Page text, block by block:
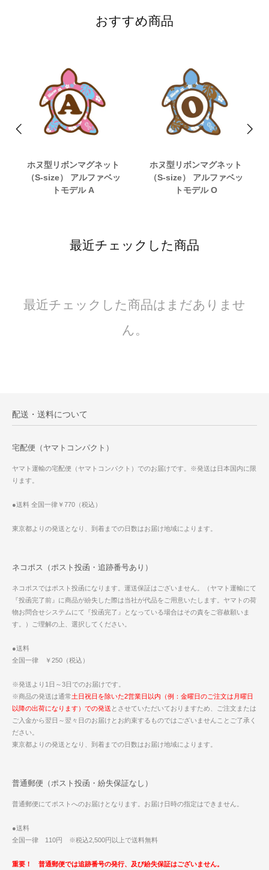
おすすめ商品
ホヌ型リボンマグネット
（S-size） アルファベッ
トモデル A
ホヌ型リボンマグネット
（S-size） アルファベッ
トモデル O
最近チェックした商品
最近チェックした商品はまだありませ
ん。
配送・送料について
宅配便（ヤマトコンパクト）
ヤマト運輸の宅配便（ヤマトコンパクト）でのお届けです。※発送は日本国内に限
ります。
●送料 全国一律￥770（税込）
東京都よりの発送となり、到着までの日数はお届け地域によります。
ネコポス（ポスト投函・追跡番号あり）
ネコポスではポスト投函になります。運送保証はございません。（ヤマト運輸にて
『投函完了前』に商品が紛失した際は当社が代品をご用意いたします。ヤマトの荷
物お問合せシステムにて『投函完了』となっている場合はその責をご容赦願いま
す。）ご理解の上、選択してください。
●送料
全国一律 ￥250（税込）
※発送より1日～3日でのお届けです。
※商品の発送は通常土日祝日を除いた2営業日以内（例：金曜日のご注文は月曜日
以降の出荷になります）での発送 とさせていただいておりますため、ご注文または
ご入金から翌日～翌々日のお届けとお約束するものではございませんことご了承く
ださい。
東京都よりの発送となり、到着までの日数はお届け地域によります。
普通郵便（ポスト投函・紛失保証なし）
普通郵便にてポストへのお届けとなります。お届け日時の指定はできません。
●送料
全国一律 110円 ※税込2,500円以上で送料無料
重要！ 普通郵便では追跡番号の発行、及び紛失保証はございません。